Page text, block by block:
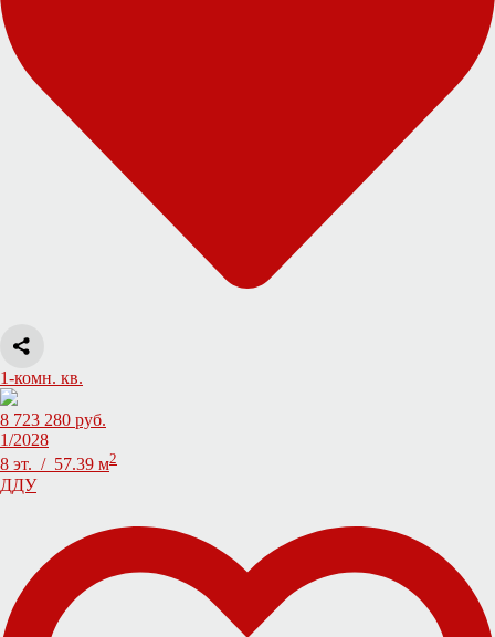
1-комн. кв.
8 723 280 руб.
1/2028
8 эт. / 57.39 м2
ДДУ